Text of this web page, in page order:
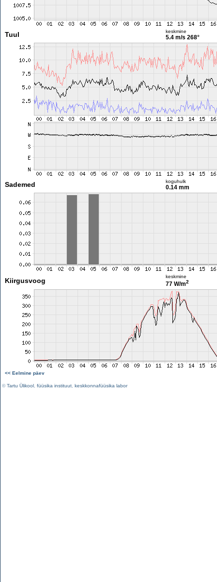
Tuul keskmine
5.4 m/s 268°
Sademed koguhulk
0.14 mm
Kiirgusvoog
keskmine
77 W/m2
<< Eelmine päev
©Tartu Ülikool füüsika instituut keskkonnafüüsika labor